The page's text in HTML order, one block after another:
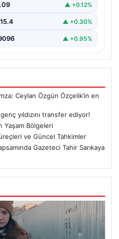
▲ +0.12%
▲ +0.30%
▲ +0.95%
Ceylan Özgün Özçelik’in en
yıldızını transfer ediyor!
Yaşam Bölgeleri
ve Güncel Tahkimler
Gazeteci Tahir Sarıkaya